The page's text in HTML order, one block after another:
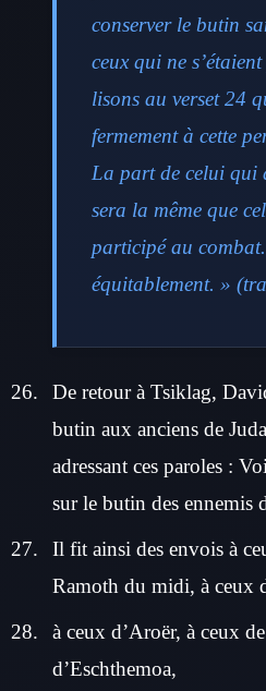
conserver le butin
ceux qui ne
lisons au verset 24
fermement à cette
La part de celui qui
sera la même que
participé au
équitablement. »
De retour à Tsiklag,
butin aux anciens de
adressant ces paroles :
sur le butin des ennemis
Il fit ainsi des envois à
Ramoth du midi, à ceux
à ceux d’Aroër, à ceux
d’Eschthemoa,